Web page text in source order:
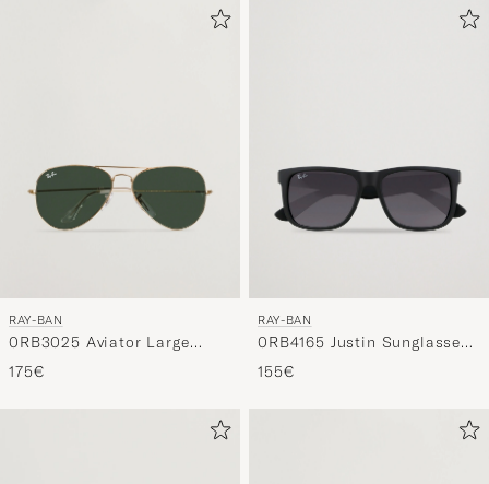
RAY-BAN
0RB3025 Aviator Large
Metal Sunglasses
Arista/Grey Green
175€
RAY-BAN
0RB4165 Justin Sunglasses
Matte Black
155€